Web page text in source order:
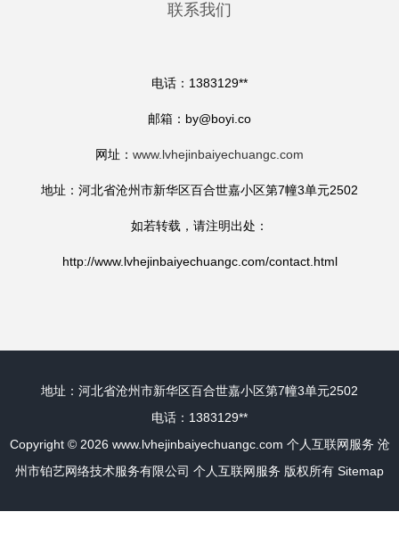
联系我们
电话：1383129**
邮箱： by@boyi.co
网址： www.lvhejinbaiyechuangc.com
地址：河北省沧州市新华区百合世嘉小区第7幢3单元2502
如若转载，请注明出处：
http://www.lvhejinbaiyechuangc.com/contact.html
地址：河北省沧州市新华区百合世嘉小区第7幢3单元2502
电话：1383129**
Copyright © 2026 www.lvhejinbaiyechuangc.com 个人互联网服务 沧
州市铂艺网络技术服务有限公司 个人互联网服务 版权所有 Sitemap